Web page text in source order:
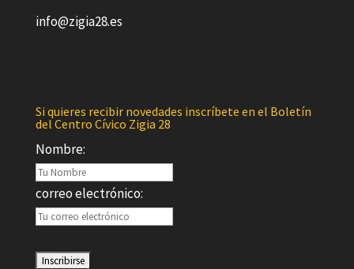
info@zigia28.es
Si quieres recibir novedades inscríbete en el Boletín
del Centro Cívico Zigia 28
Nombre:
correo electrónico: